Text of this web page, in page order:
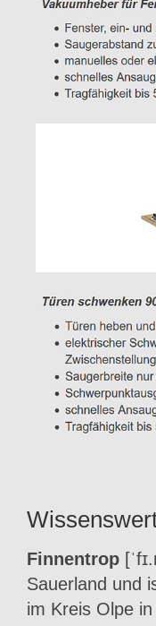
Finnentrop
Sauerland und
im Kreis Olpe